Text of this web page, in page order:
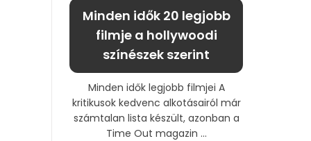
Minden idők 20 legjobb
filmje a hollywoodi
színészek szerint
Minden idők legjobb filmjei A
kritikusok kedvenc alkotásairól már
számtalan lista készült, azonban a
Time Out magazin ...